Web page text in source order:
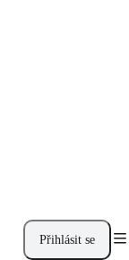
Přihlásit se